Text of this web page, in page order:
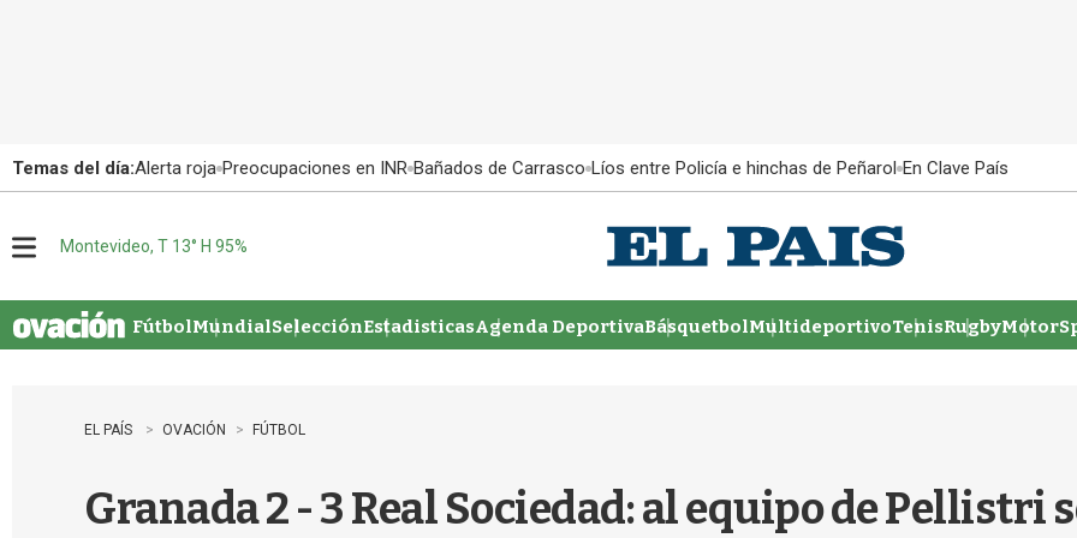
Temas del día:Alerta roja Preocupaciones en INR Bañados de Carrasco Líos entre Policía e hinchas de Peñarol En Clave País
u
Montevideo, T 13° H 95%
FútbolMundialSelecciónEstadisticasAgenda DeportivaBásquetbolMultideportivoTenisRugby
EL PAÍS OVACIÓN FÚTBOL
Granada 2 - 3 Real Sociedad: al equipo de